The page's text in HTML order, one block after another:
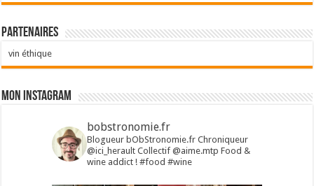
Partenaires
vin éthique
Mon Instagram
bobstronomie.fr
Blogueur bObStronomie.fr Chroniqueur
@ici_heraultCollectif @aime.mtp Food &
wine addict !#food #wine